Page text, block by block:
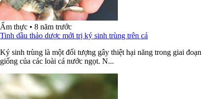
Ẩm thực • 8 năm trước
Tinh dầu thảo dược mới trị ký sinh trùng trên cá
Ký sinh trùng là một đối tượng gây thiệt hại năng trong giai đoạn
giống của các loài cá nước ngọt. N...